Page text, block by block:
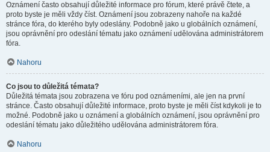
Oznámení často obsahují důležité informace pro fórum, které právě čtete, a
proto byste je měli vždy číst. Oznámení jsou zobrazeny nahoře na každé
stránce fóra, do kterého byly odeslány. Podobně jako u globálních oznámení,
jsou oprávnění pro odeslání tématu jako oznámení udělována administrátorem
fóra.
Nahoru
Co jsou to důležitá témata?
Důležitá témata jsou zobrazena ve fóru pod oznámeními, ale jen na první
stránce. Často obsahují důležité informace, proto byste je měli číst kdykoli je to
možné. Podobně jako u oznámení a globálních oznámení, jsou oprávnění pro
odeslání tématu jako důležitého udělována administrátorem fóra.
Nahoru